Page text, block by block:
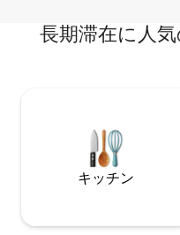
長期滞在に人
キッチン